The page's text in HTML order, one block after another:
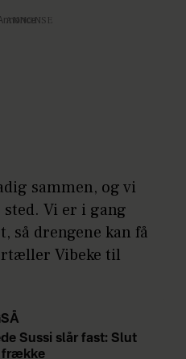
sammen, og vi
Vi er i gang
så drengene kan få
Vibeke til
Sussi slår fast: Slut
frække